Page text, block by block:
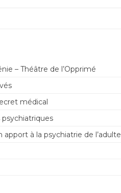
– Théâtre de l’Opprimé
médical
à la psychiatrie de l’adulte